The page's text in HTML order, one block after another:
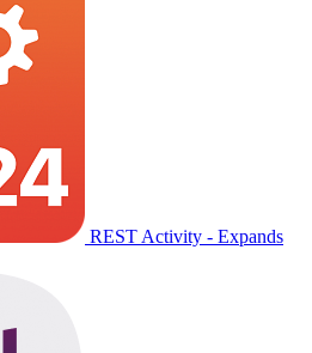
REST Activity - Expands